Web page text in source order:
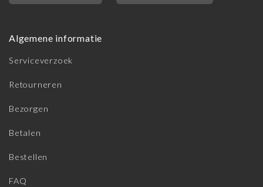
Algemene informatie
Serviceverzoek
Retourneren
Bezorgen
Betalen
Bestellen
FAQ